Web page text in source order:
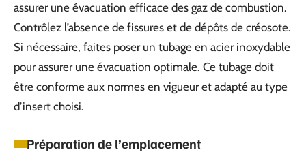
assurer une évacuation efficace des gaz de combustion.
Contrôlez l’absence de fissures et de dépôts de créosote.
Si nécessaire, faites poser un tubage en acier inoxydable
pour assurer une évacuation optimale. Ce tubage doit
être conforme aux normes en vigueur et adapté au type
d’insert choisi.
Préparation de l’emplacement